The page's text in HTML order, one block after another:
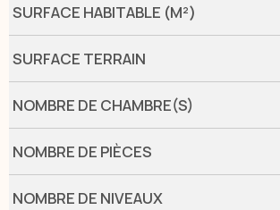
SURFACE HABITABLE (M²)
SURFACE TERRAIN
NOMBRE DE CHAMBRE(S)
NOMBRE DE PIÈCES
NOMBRE DE NIVEAUX